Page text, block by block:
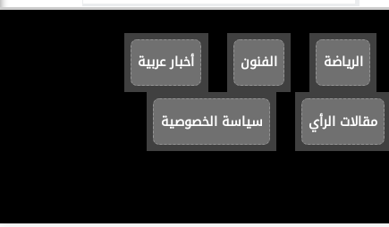
الرياضة الفنون أخبار عربية
مقالات الرأي سياسة الخصوصية